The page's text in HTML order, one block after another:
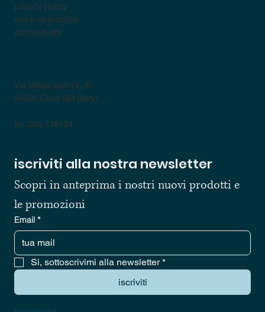
privacy policy
resi e riparazioni
accessibilità
Via Ulisse Bellora, 91
24020 Cene BG (italy)
tel. 035 719124
iscriviti alla nostra newsletter
Scopri in anteprima i nostri nuovi prodotti e
le promozioni
Email *
Si, sottoscrivimi alla newsletter *
iscriviti